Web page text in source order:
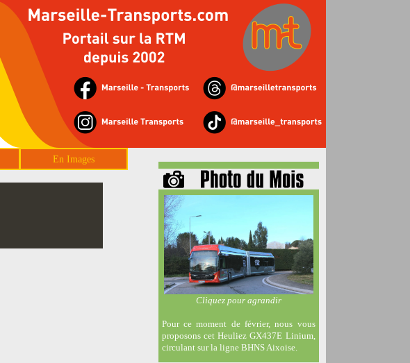
En Images
Cliquez pour agrandir
Pour ce moment de février, nous vous
proposons cet Heuliez GX437E Linium,
circulant sur la ligne BHNS Aixoise.